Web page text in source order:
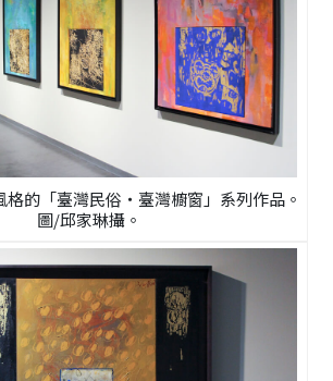
格的「臺灣民俗‧臺灣櫥窗」系列作品。
圖/邱家琳攝。